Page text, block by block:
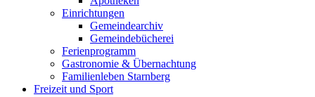
Einrichtungen
Gemeindearchiv
Gemeindebücherei
Ferienprogramm
Gastronomie & Übernachtung
Familienleben Starnberg
Freizeit und Sport